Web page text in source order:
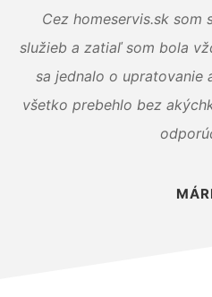
Cez homeservis.sk som
služieb a zatiaľ som bola
sa jednalo o upratovanie
všetko prebehlo bez